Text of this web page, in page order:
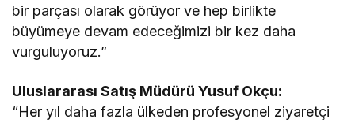
bir parçası olarak görüyor ve hep birlikte
büyümeye devam edeceğimizi bir kez daha
vurguluyoruz.”
Uluslararası Satış Müdürü Yusuf Okçu:
“Her yıl daha fazla ülkeden profesyonel ziyaretçi